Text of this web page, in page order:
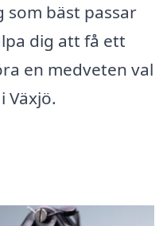
bäst passar
dig att få ett
en medveten val
Växjö.